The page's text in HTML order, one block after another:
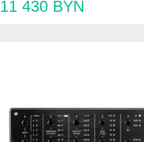
11 430 BYN